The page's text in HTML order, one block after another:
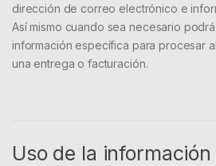
dirección de correo electrónico e
Así mismo cuando sea necesario
información específica para procesar
una entrega o facturación.
Uso de la